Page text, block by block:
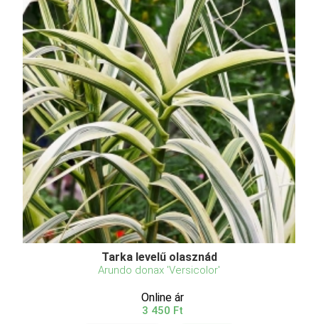
Tarka levelű olasznád
Arundo donax 'Versicolor'
Online ár
3 450 Ft